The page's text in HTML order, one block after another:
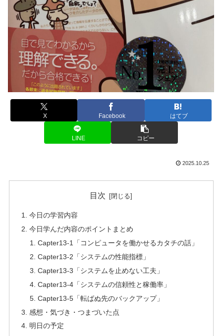
X Facebook はてブ
LINE コピー
2025.10.25
目次
今日の学習内容
今日学んだ内容のポイントまとめ
Capter13-1「コンピュータを働かせるカタチの話」
Capter13-2「システムの性能指標」
Capter13-3「システムを止めない工夫」
Capter13-4「システムの信頼性と稼働率」
Capter13-5「転ばぬ先のバックアップ」
感想・気づき・つまづいた点
明日の予定